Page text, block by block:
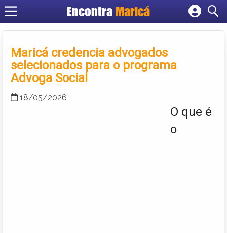
EncontraMaricá
Cadastrar empresa
Criar conta
Maricá credencia advogados
selecionados para o programa
Advoga Social
18/05/2026
O que é
o